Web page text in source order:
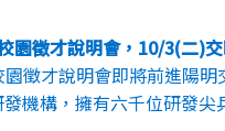
園徵才說明會， 10/3(二)交
園徵才說明會即將前進陽明
機構，擁有六千位研發尖